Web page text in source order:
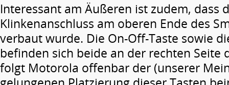
Interessant am Äußeren ist zudem, dass
Klinkenanschluss am oberen Ende des
verbaut wurde. Die On-Off-Taste sowie
befinden sich beide an der rechten Seite
folgt Motorola offenbar der (unserer